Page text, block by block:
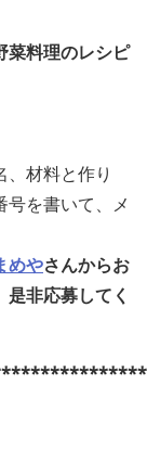
菜料理のレシピ
材料と作り
を書いて、メ
めやさんからお
非応募してく